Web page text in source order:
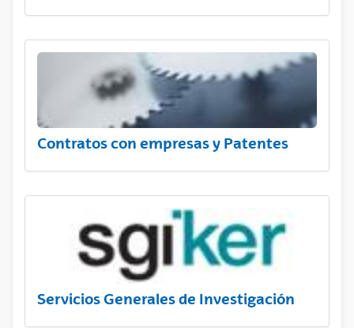
Contratos con empresas y Patentes
Servicios Generales de Investigación